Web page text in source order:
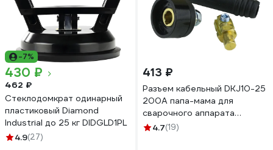
-7%
430 ₽
462 ₽
Стеклодомкрат одинарный
пластиковый Diamond
Industrial до 25 кг DIDGLD1PL
4.9(27)
413 ₽
Разъем кабельный DKJ10-25
200А папа-мама для
сварочного аппарата
Diamond Industrial
4.7(19)